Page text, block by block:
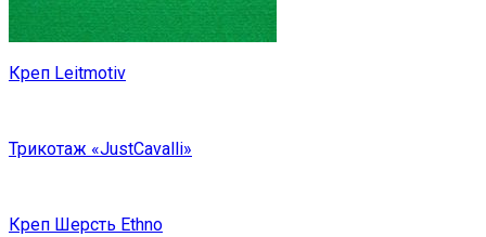
Креп Leitmotiv
Трикотаж «JustCavalli»
Креп Шерсть Ethno